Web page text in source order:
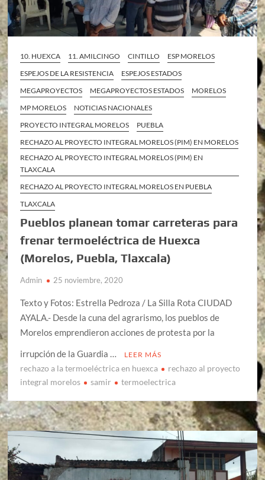
10. HUEXCA 11. AMILCINGO CINTILLO
ESP MORELOS
ESPEJOS DE LA RESISTENCIA
ESPEJOS ESTADOS
MEGAPROYECTOS
MEGAPROYECTOS ESTADOS
MORELOS
MP MORELOS
NOTICIAS NACIONALES
PROYECTO INTEGRAL MORELOS
PUEBLA
RECHAZO AL PROYECTO INTEGRAL MORELOS (PIM) EN MORELOS
RECHAZO AL PROYECTO INTEGRAL MORELOS (PIM) EN
TLAXCALA
RECHAZO AL PROYECTO INTEGRAL MORELOS EN PUEBLA
TLAXCALA
Pueblos planean tomar carreteras para
frenar termoeléctrica de Huexca
(Morelos, Puebla, Tlaxcala)
Admin 25 noviembre, 2020
Texto y Fotos: Estrella Pedroza / La Silla Rota CIUDAD
AYALA.- Desde la cuna del agrarismo, los pueblos de
Morelos emprendieron acciones de protesta por la
irrupción de la Guardia …
LEER MÁS
rechazo a la termoeléctrica en huexca
rechazo al proyecto
integral morelos
samir termoelectrica